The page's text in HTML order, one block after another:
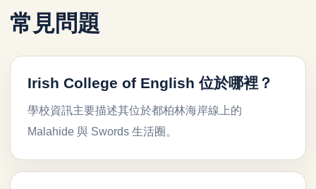
常見問題
Irish College of English 位於哪裡？
學校資訊主要描述其位於都柏林海岸線上的
Malahide 與 Swords 生活圈。